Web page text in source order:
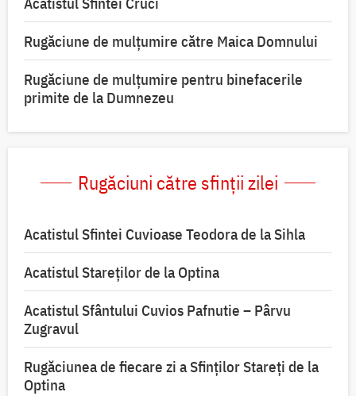
Rugăciune de mulţumire către Maica Domnului
Rugăciune de mulțumire pentru binefacerile
primite de la Dumnezeu
Rugăciuni către sfinții zilei
Acatistul Sfintei Cuvioase Teodora de la Sihla
Acatistul Stareţilor de la Optina
Acatistul Sfântului Cuvios Pafnutie – Pârvu
Zugravul
Rugăciunea de fiecare zi a Sfinților Stareți de la
Optina